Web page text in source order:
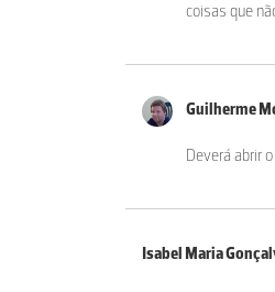
coisas que
Guilherme
Deverá abrir
Isabel Maria